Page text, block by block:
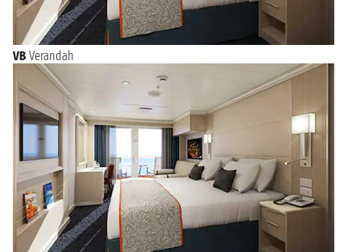
VB Verandah